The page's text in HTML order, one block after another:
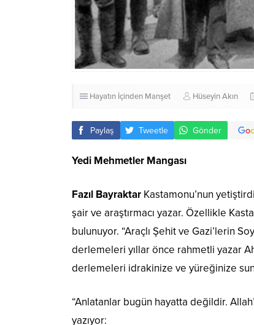
Hayatın İçinden Manşet Hüseyin Akın
Paylaş Tweetle Gönder
Yedi Mehmetler Mangası
Fazıl Bayraktar Kastamonu’nun
şair ve araştırmacı yazar. Özellikle
bulunuyor. “Araçlı Şehit ve Gazi’lerin
derlemeleri yıllar önce rahmetli yazar
derlemeleri idrakinize ve yüreğinize
“Anlatanlar bugün hayatta değildir.
yazıyor: